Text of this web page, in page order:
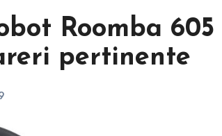
Roomba 605
pertinente